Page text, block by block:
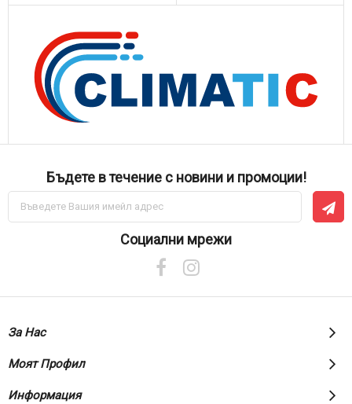
Бъдете в течение с новини и промоции!
Абонирай
за
Социални мрежи
За Нас
Моят Профил
Информация